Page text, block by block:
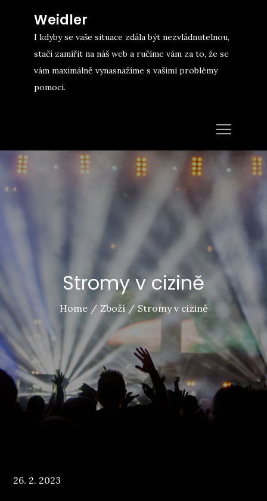
content
Weidler
I kdyby se vaše situace zdála být nezvládnutelnou,
stačí zamířit na náš web a ručíme vám za to, že se
vám maximálně vynasnažíme s vašimi problémy
pomoci.
Stromy v cizině
Home Zboží Stromy v cizině
Posted
26. 2. 2023